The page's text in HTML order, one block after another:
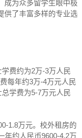
成为众多留学生眼中极
供了丰富多样的专业选
费约为2万-3万人民
每年约3万-4万元人民
总学费为5-7万元人民
1.8万元。校外租房的
年约人民币9600-4.2万